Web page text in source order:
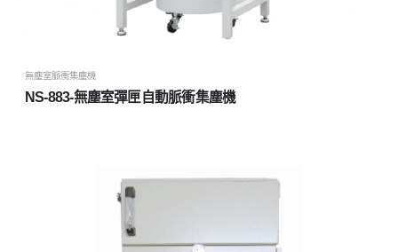
無塵室脈衝集塵機
NS-883-無塵室彈匣自動脈衝集塵機